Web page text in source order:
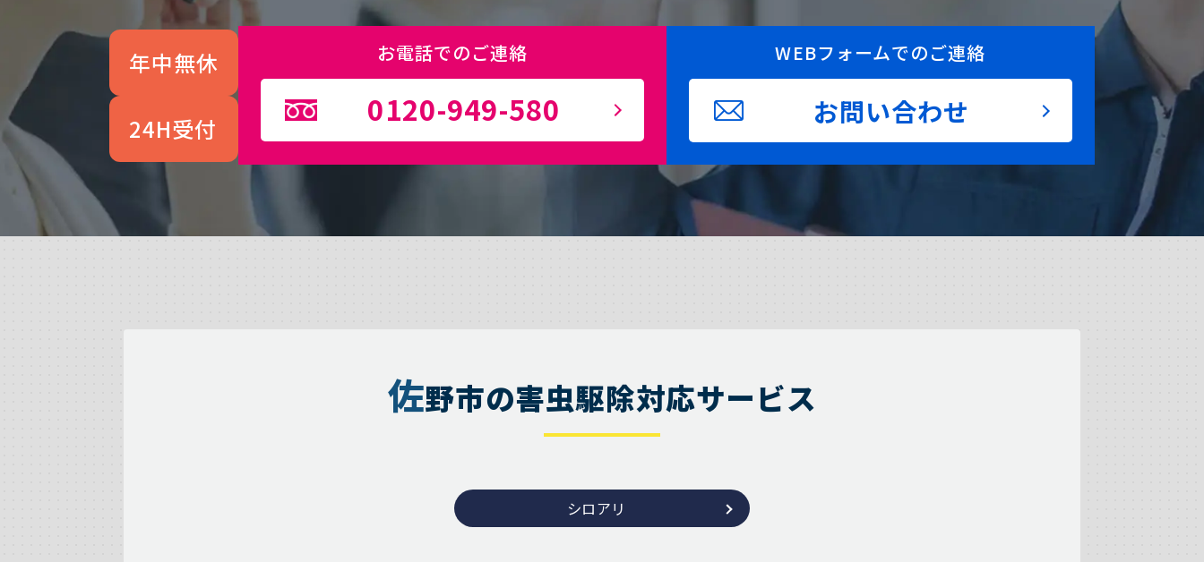
年中無休
24H受付
お電話でのご連絡
0120-949-580
WEBフォームでのご連絡
お問い合わせ
佐野市の害虫駆除対応サービス
シロアリ